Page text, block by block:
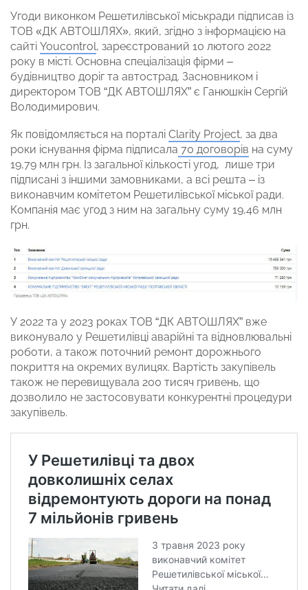
Угоди виконком Решетилівської міськради підписав із
ТОВ «ДК АВТОШЛЯХ», який, згідно з інформацією на
сайті Youcontrol, зареєстрований 10 лютого 2022
року в місті. Основна спеціалізація фірми –
будівництво доріг та автострад. Засновником і
директором ТОВ “ДК АВТОШЛЯХ” є Ганюшкін Сергій
Володимирович.
Як повідомляється на порталі Clarity Project, за два
роки існування фірма підписала 70 договорів на суму
19,79 млн грн. Із загальної кількості угод, лише три
підписані з іншими замовниками, а всі решта – із
виконавчим комітетом Решетилівської міської ради.
Компанія має угод з ним на загальну суму 19,46 млн
грн.
У 2022 та у 2023 роках ТОВ “ДК АВТОШЛЯХ” вже
виконувало у Решетилівці аварійні та відновлювальні
роботи, а також поточний ремонт дорожнього
покриття на окремих вулицях. Вартість закупівель
також не перевищувала 200 тисяч гривень, що
дозволило не застосовувати конкурентні процедури
закупівель.